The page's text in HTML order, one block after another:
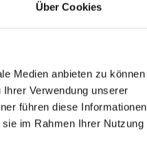
Über Cookies
Medien anbieten zu können
Verwendung unserer
führen diese Informationen
im Rahmen Ihrer Nutzung